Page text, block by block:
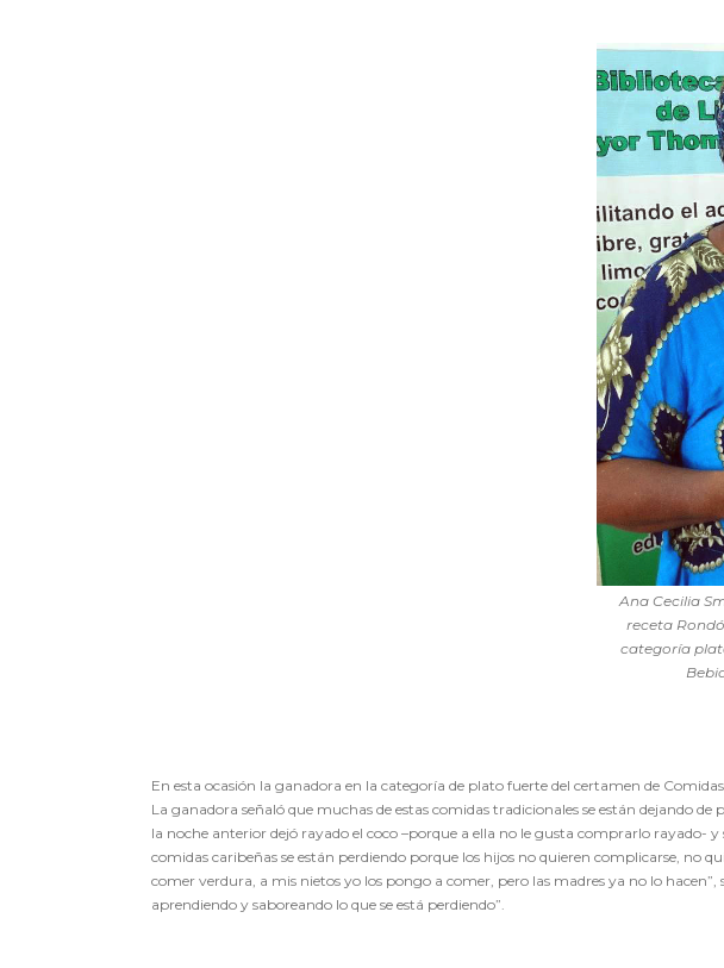
Ana Cecilia
receta
categoría
En esta ocasión la ganadora en la categoría de plato fuerte del certamen de
La ganadora señaló que muchas de estas comidas tradicionales se están dejando
la noche anterior dejó rayado el coco –porque a ella no le gusta comprarlo rayado-
comidas caribeñas se están perdiendo porque los hijos no quieren complicarse, no
comer verdura, a mis nietos yo los pongo a comer, pero las madres ya no lo
aprendiendo y saboreando lo que se está perdiendo”.